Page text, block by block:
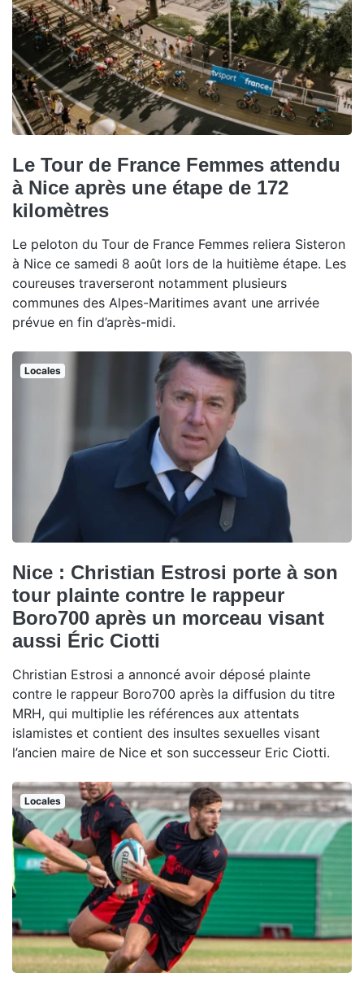
Le Tour de France Femmes attendu
à Nice après une étape de 172
kilomètres
Le peloton du Tour de France Femmes reliera Sisteron
à Nice ce samedi 8 août lors de la huitième étape. Les
coureuses traverseront notamment plusieurs
communes des Alpes-Maritimes avant une arrivée
prévue en fin d’après-midi.
Locales
Nice : Christian Estrosi porte à son
tour plainte contre le rappeur
Boro700 après un morceau visant
aussi Éric Ciotti
Christian Estrosi a annoncé avoir déposé plainte
contre le rappeur Boro700 après la diffusion du titre
MRH, qui multiplie les références aux attentats
islamistes et contient des insultes sexuelles visant
l’ancien maire de Nice et son successeur Eric Ciotti.
Locales